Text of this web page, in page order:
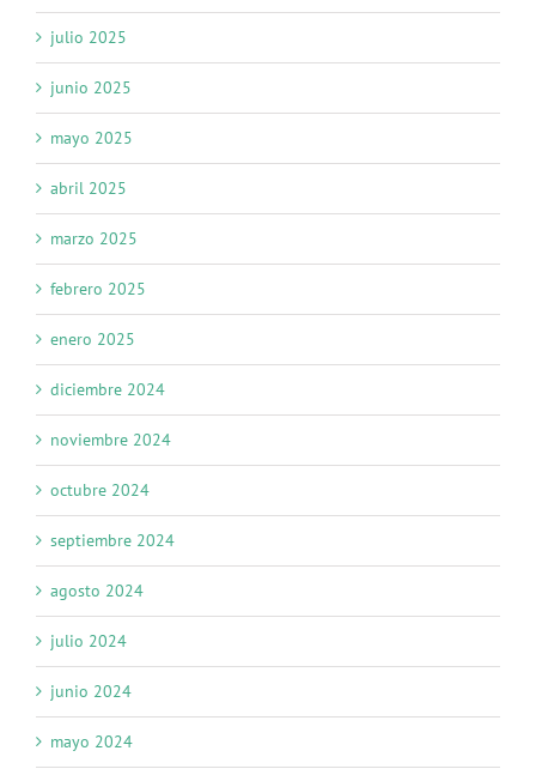
julio 2025
junio 2025
mayo 2025
abril 2025
marzo 2025
febrero 2025
enero 2025
diciembre 2024
noviembre 2024
octubre 2024
septiembre 2024
agosto 2024
julio 2024
junio 2024
mayo 2024